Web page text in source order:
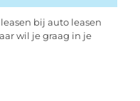
bij auto leasen
wil je graag in je